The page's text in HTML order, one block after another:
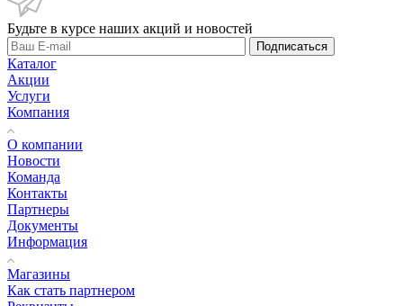
Будьте в курсе наших акций и новостей
Подписаться
Каталог
Акции
Услуги
Компания
О компании
Новости
Команда
Контакты
Партнеры
Документы
Информация
Магазины
Как стать партнером